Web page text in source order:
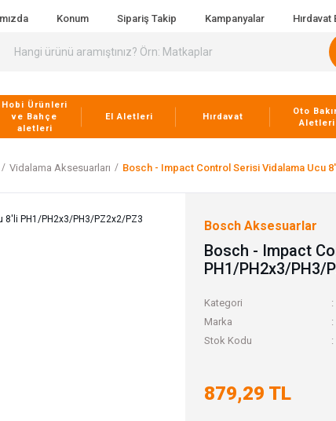
Konum Sipariş Takip Kampanyalar Hırdavat
Hobi Ürünleri
ve Bahçe
aletleri
El Aletleri Hırdavat
Oto
Aletleri
Vidalama Aksesuarları Bosch - Impact Control Serisi Vidalama Ucu
Bosch Aksesuarlar
Bosch - Impact
PH1/PH2x3/PH3/
Kategori
Marka
Stok Kodu
879,29 TL